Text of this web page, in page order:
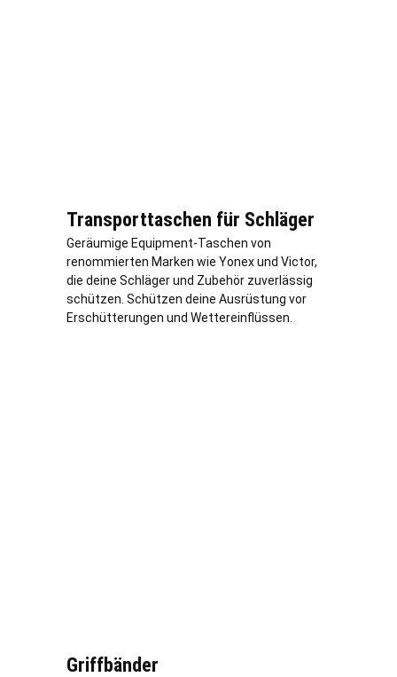
Transporttaschen für Schläger
Geräumige Equipment-Taschen von
renommierten Marken wie Yonex und Victor,
die deine Schläger und Zubehör zuverlässig
schützen. Schützen deine Ausrüstung vor
Erschütterungen und Wettereinflüssen.
Griffbänder